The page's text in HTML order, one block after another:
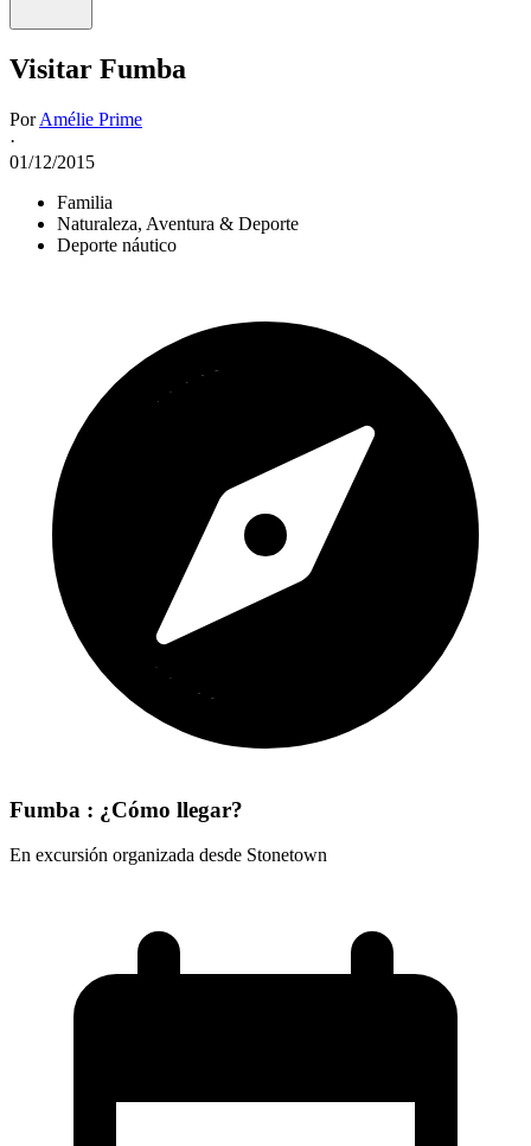
Visitar Fumba
PorAmélie Prime
·
01/12/2015
Familia
Naturaleza, Aventura & Deporte
Deporte náutico
Fumba : ¿Cómo llegar?
En excursión organizada desde Stonetown